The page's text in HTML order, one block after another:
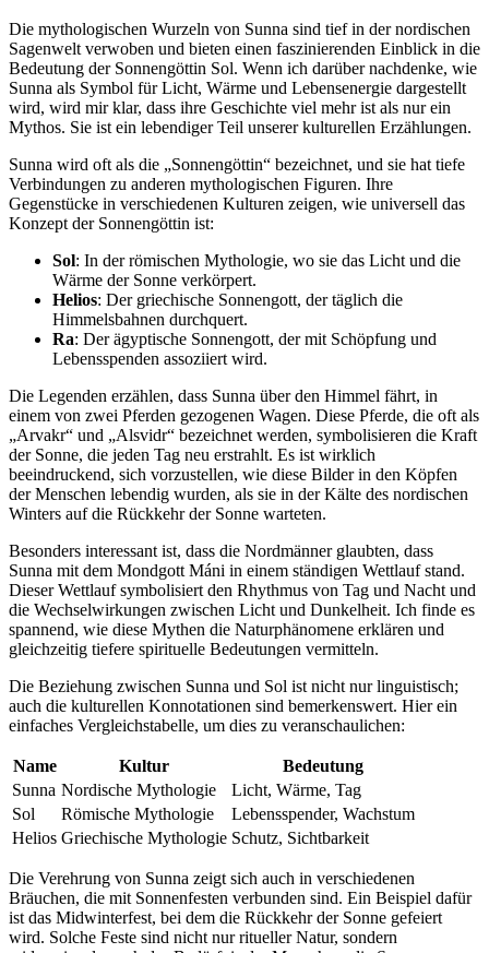
Die mythologischen Wurzeln von Sunna sind tief in⁢ der nordischen
Sagenwelt verwoben und bieten einen faszinierenden‍ Einblick in die
Bedeutung der Sonnengöttin Sol. Wenn ich darüber nachdenke,‌ wie
Sunna als Symbol‌ für Licht, Wärme und Lebensenergie dargestellt
‍wird, wird mir klar, dass⁢ ihre Geschichte viel ⁣mehr ist ‍als nur ein
Mythos. Sie ist ein lebendiger Teil ​unserer kulturellen Erzählungen.
Sunna wird ⁢oft als die ⁣„Sonnengöttin“ ‌bezeichnet, und sie hat tiefe
Verbindungen zu anderen mythologischen Figuren. Ihre
Gegenstücke ⁢in verschiedenen Kulturen zeigen, wie universell das
Konzept der Sonnengöttin ist:
Sol: In der römischen ⁤Mythologie, wo sie das Licht und die
Wärme ⁢der Sonne verkörpert.
Helios: Der griechische Sonnengott, der täglich die⁣
Himmelsbahnen durchquert.
Ra:​ Der ägyptische Sonnengott,⁤ der mit Schöpfung‍ und
Lebensspenden assoziiert wird.
Die Legenden ⁢erzählen, dass Sunna über den Himmel fährt, in
einem von zwei Pferden gezogenen Wagen. Diese Pferde, die ⁣oft als
„Arvakr“ und „Alsvidr“ bezeichnet ⁣werden, symbolisieren die Kraft
​der Sonne, die jeden Tag neu ​erstrahlt. Es ist wirklich
beeindruckend, sich vorzustellen, ‍wie diese Bilder in den Köpfen
der Menschen ⁤lebendig wurden, als sie in der ‌Kälte⁢ des nordischen
Winters auf die Rückkehr der Sonne ‌warteten.
Besonders interessant ‍ist, dass die Nordmänner glaubten, dass
Sunna mit dem Mondgott Máni⁣ in einem ständigen Wettlauf stand.
Dieser Wettlauf symbolisiert den Rhythmus von Tag und Nacht und
die ⁢Wechselwirkungen​ zwischen Licht und Dunkelheit. Ich finde es
spannend, wie diese Mythen die ‌Naturphänomene erklären und​
gleichzeitig tiefere⁣ spirituelle Bedeutungen vermitteln.
Die Beziehung zwischen Sunna und Sol ‌ist nicht nur ⁢linguistisch;
auch die kulturellen Konnotationen sind bemerkenswert. Hier ein
einfaches Vergleichstabelle, um dies zu veranschaulichen:
Name Kultur
Bedeutung
Sunna Nordische Mythologie
Licht, Wärme,‍ Tag
Sol
Römische Mythologie
Lebensspender, Wachstum
Helios Griechische Mythologie Schutz, Sichtbarkeit
Die‌ Verehrung⁢ von Sunna ⁢zeigt ⁣sich auch in verschiedenen
Bräuchen, die mit⁢ Sonnenfesten verbunden sind.⁢ Ein Beispiel dafür
⁣ist das Midwinterfest, bei dem die​ Rückkehr der Sonne ⁤gefeiert
wird. Solche Feste sind nicht nur ritueller Natur, sondern